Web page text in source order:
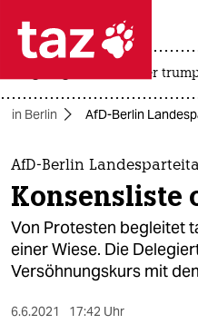
 taz
taz zahl
themen
politik
öko
gesellschaft
usa unter
in Berlin AfD-Berlin
AfD-Berlin
Konsensliste
Von Protesten begleitet
einer Wiese. Die
Versöhnungskurs mit
6.6.2021 17:42 Uhr